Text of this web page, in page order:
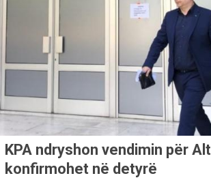
KPA ndryshon vendimin për
konfirmohet në detyrë